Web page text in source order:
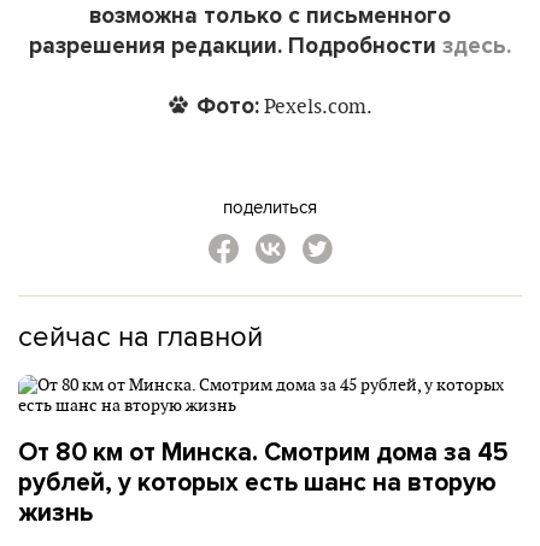
возможна только с письменного
разрешения редакции. Подробности здесь.
Фото:Pexels.com.
поделиться
сейчас на главной
От 80 км от Минска. Смотрим дома за 45
рублей, у которых есть шанс на вторую
жизнь